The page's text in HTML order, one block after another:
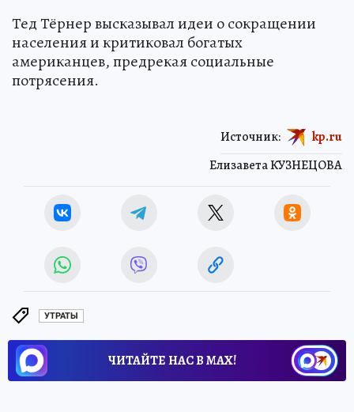
Тед Тёрнер высказывал идеи о сокращении
населения и критиковал богатых
американцев, предрекая социальные
потрясения.
Елизавета КУЗНЕЦОВА
Источник: kp.ru
УТРАТЫ
ЧИТАЙТЕ НАС В МАХ!